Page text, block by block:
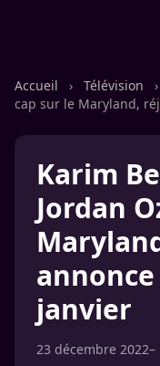
Accueil › Télévision ›
cap sur le Maryland,
Karim
Jordan
janvier
23 décembre 2022–